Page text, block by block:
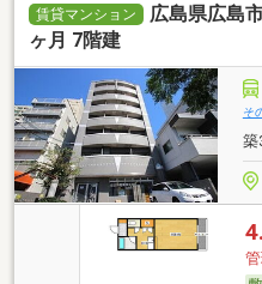
賃貸マンション
広島県広島
ヶ月 7階建
そ
築